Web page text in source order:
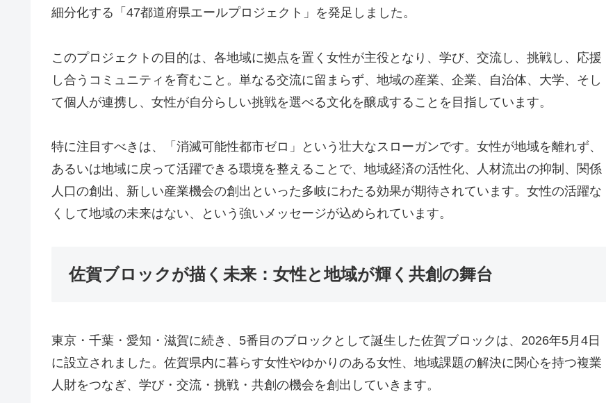
細分化する「47都道府県エールプロジェクト」を発足しました。
このプロジェクトの目的は、各地域に拠点を置く女性が主役となり、学び、交流し、挑戦し、応援
し合うコミュニティを育むこと。単なる交流に留まらず、地域の産業、企業、自治体、大学、そし
て個人が連携し、女性が自分らしい挑戦を選べる文化を醸成することを目指しています。
特に注目すべきは、「消滅可能性都市ゼロ」という壮大なスローガンです。女性が地域を離れず、
あるいは地域に戻って活躍できる環境を整えることで、地域経済の活性化、人材流出の抑制、関係
人口の創出、新しい産業機会の創出といった多岐にわたる効果が期待されています。女性の活躍な
くして地域の未来はない、という強いメッセージが込められています。
佐賀ブロックが描く未来：女性と地域が輝く共創の舞台
東京・千葉・愛知・滋賀に続き、5番目のブロックとして誕生した佐賀ブロックは、2026年5月4日
に設立されました。佐賀県内に暮らす女性やゆかりのある女性、地域課題の解決に関心を持つ複業
人財をつなぎ、学び・交流・挑戦・共創の機会を創出していきます。